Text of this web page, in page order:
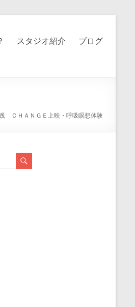
スタジオ紹介 ブログ
ＣＨＡＮＧＥ上映・呼吸瞑想体験